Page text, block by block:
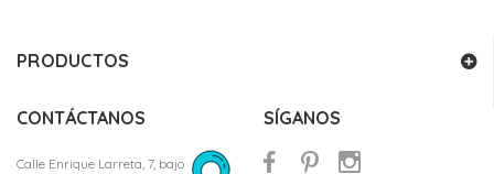
PRODUCTOS
CONTÁCTANOS
Calle Enrique Larreta, 7, bajo
SÍGANOS